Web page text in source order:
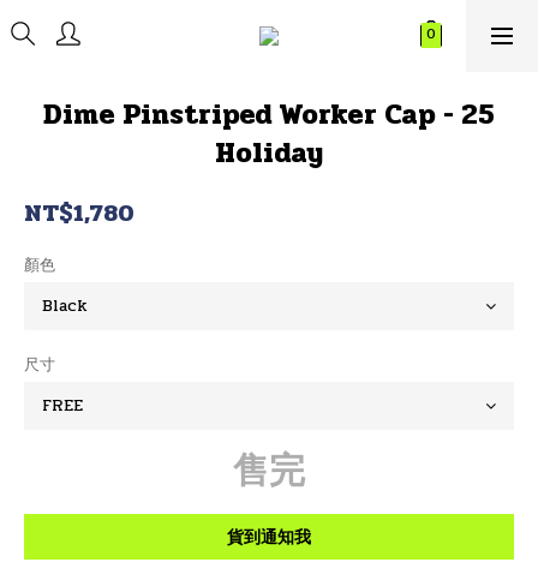
Dime Pinstriped Worker Cap - 25
Holiday
NT$1,780
顏色
尺寸
售完
貨到通知我